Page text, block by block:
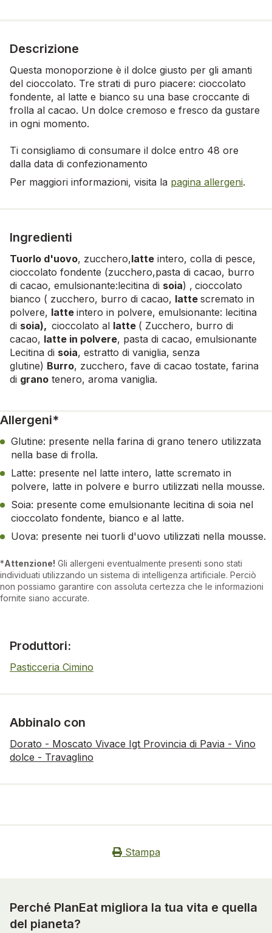
Descrizione
Questa monoporzione è il dolce giusto per gli amanti
del cioccolato. Tre strati di puro piacere: cioccolato
fondente, al latte e bianco su una base croccante di
frolla al cacao. Un dolce cremoso e fresco da gustare
in ogni momento.
Ti consigliamo di consumare il dolce entro 48 ore
dalla data di confezionamento
Per maggiori informazioni, visita la pagina allergeni.
Ingredienti
Tuorlo d'uovo, zucchero,latte intero, colla di pesce,
cioccolato fondente (zucchero,pasta di cacao, burro
di cacao, emulsionante:lecitina di soia) , cioccolato
bianco ( zucchero, burro di cacao, latte scremato in
polvere, latte intero in polvere, emulsionante: lecitina
di soia), cioccolato al latte ( Zucchero, burro di
cacao, latte in polvere, pasta di cacao, emulsionante
Lecitina di soia, estratto di vaniglia, senza
glutine) Burro, zucchero, fave di cacao tostate, farina
di grano tenero, aroma vaniglia.
Allergeni*
Glutine: presente nella farina di grano tenero utilizzata
nella base di frolla.
Latte: presente nel latte intero, latte scremato in
polvere, latte in polvere e burro utilizzati nella mousse.
Soia: presente come emulsionante lecitina di soia nel
cioccolato fondente, bianco e al latte.
Uova: presente nei tuorli d'uovo utilizzati nella mousse.
*Attenzione! Gli allergeni eventualmente presenti sono stati
individuati utilizzando un sistema di intelligenza artificiale. Perciò
non possiamo garantire con assoluta certezza che le informazioni
fornite siano accurate.
Produttori:
Pasticceria Cimino
Abbinalo con
Dorato - Moscato Vivace Igt Provincia di Pavia - Vino
dolce - Travaglino
Stampa
Perché PlanEat migliora la tua vita e quella
del pianeta?